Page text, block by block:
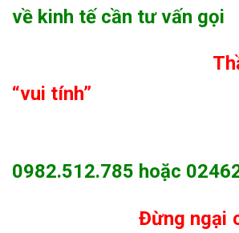
về kinh tế cần tư vấn gọi
“vui tính”
0982.512.785 hoặc
Đừng ngại